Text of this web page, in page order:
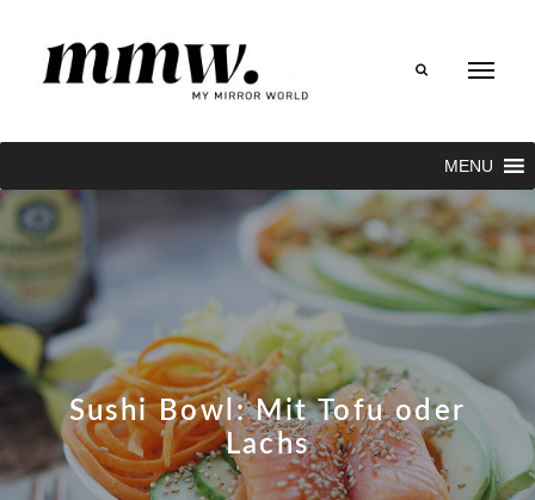
MENU
Sushi Bowl: Mit Tofu oder
Lachs